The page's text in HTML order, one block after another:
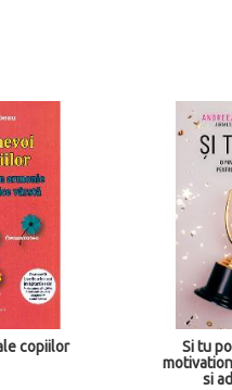
copiilor
Si tu
si